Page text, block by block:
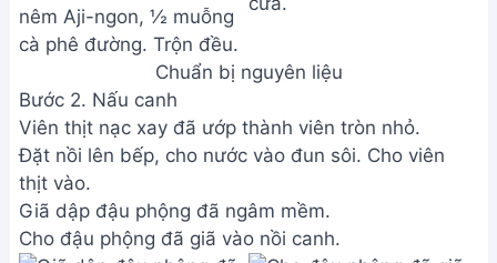
Chuẩn bị nguyên liệu
Bước 2. Nấu canh
Viên thịt nạc xay đã ướp thành viên tròn nhỏ.
Đặt nồi lên bếp, cho nước vào đun sôi. Cho viên
thịt vào.
Giã dập đậu phộng đã ngâm mềm.
Cho đậu phộng đã giã vào nồi canh.